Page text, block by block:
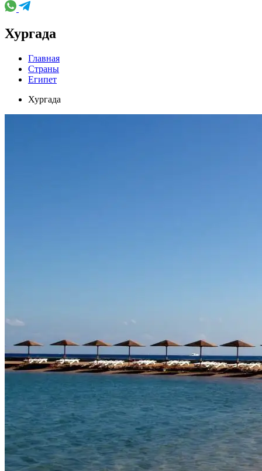
Хургада
Главная
Страны
Египет
Хургада